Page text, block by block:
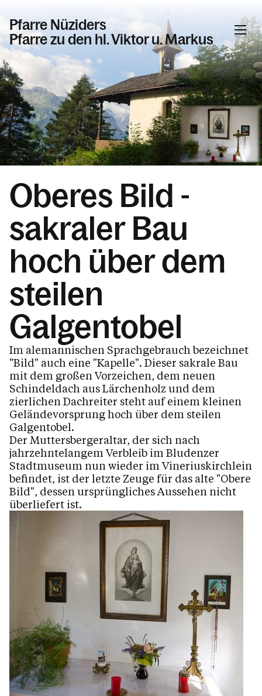
Pfarre Nüziders
Pfarre zu den hl. Viktor u. Markus
Informationen
Veranstaltungen
Gottesdienste in der Pfarre Nüziders
Beschlüsse, Bekannmachungen
Was wir glauben
Das Pastoral-Team Nüziders
Pfarrliche Gruppen
Unser Kirchen & Kapellen
Hl. Viktor und Markus
St. Vinerkirche
Kapelle Laz - Maria Heimsuchung
Oberes Bild
Unteres Bild
Pfarrzentrum
Pfarrblatt
Dienstpläne
Der Seelsorgeraum Bludenz
Personen
Kontakt
Oberes Bild -
sakraler Bau
hoch über dem
steilen
Galgentobel
Im alemannischen Sprachgebrauch bezeichnet
"Bild" auch eine "Kapelle". Dieser sakrale Bau
mit dem großen Vorzeichen, dem neuen
Schindeldach aus Lärchenholz und dem
zierlichen Dachreiter steht auf einem kleinen
Geländevorsprung hoch über dem steilen
Galgentobel.
Der Muttersbergeraltar, der sich nach
jahrzehntelangem Verbleib im Bludenzer
Stadtmuseum nun wieder im Vineriuskirchlein
befindet, ist der letzte Zeuge für das alte "Obere
Bild", dessen ursprüngliches Aussehen nicht
überliefert ist.